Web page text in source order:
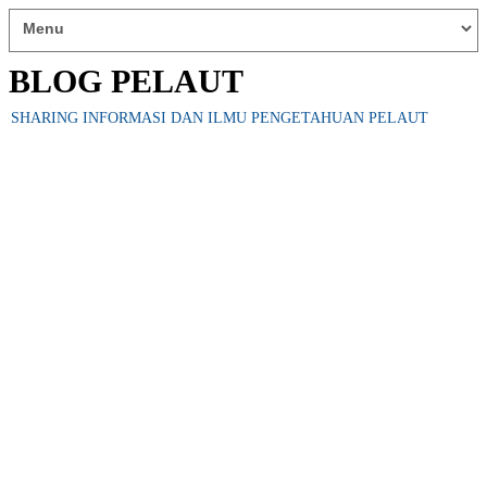
BLOG PELAUT
SHARING INFORMASI DAN ILMU PENGETAHUAN PELAUT